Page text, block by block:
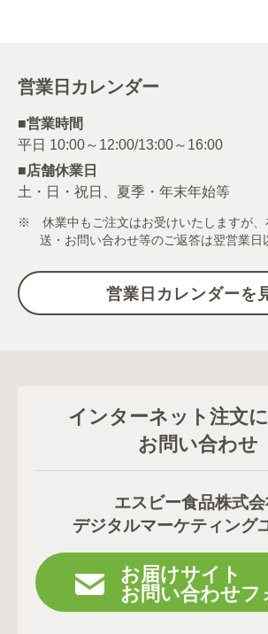
営業日カレンダー
■営業時間
■店舗休業日
土・日・祝日、夏季・年末年始等
※ 休業中もご注文はお受けいたしますが、
送・お問い合わせ等のご返答は翌営業日
営業日カレンダーを
インターネット注文
お問い合わせ
エスビー食品株式
デジタルマーケティング
お届けサイト
お問い合わせフ